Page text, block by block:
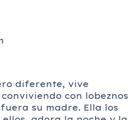
diferente, vive
con lobeznos
su madre. Ella los